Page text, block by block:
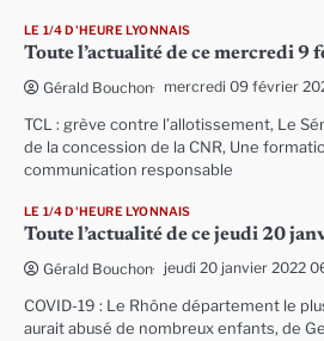
LE 1/4 D'HEURE LYONNAIS
Toute l’actualité de ce mercredi 9
Gérald Bouchon mercredi 09 février
TCL : grève contre l’allotissement, Le
de la concession de la CNR, Une
communication responsable
LE 1/4 D'HEURE LYONNAIS
Toute l’actualité de ce jeudi 20
Gérald Bouchon jeudi 20 janvier 2022
COVID-19 : Le Rhône département le
aurait abusé de nombreux enfants, de